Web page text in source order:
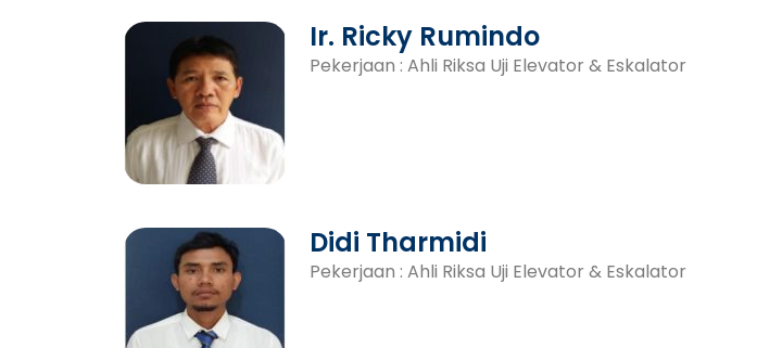
Ir. Ricky Rumindo
Pekerjaan : Ahli Riksa Uji Elevator & Eskalator
Didi Tharmidi
Pekerjaan : Ahli Riksa Uji Elevator & Eskalator